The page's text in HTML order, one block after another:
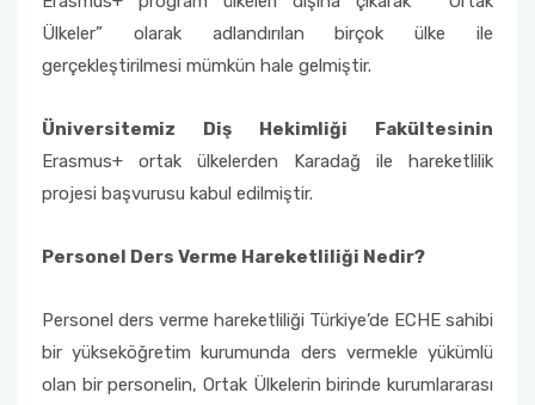
Ülkeler” olarak adlandırılan birçok ülke ile
gerçekleştirilmesi mümkün hale gelmiştir.
Üniversitemiz Diş Hekimliği Fakültesinin
Erasmus+ ortak ülkelerden Karadağ ile hareketlilik
projesi başvurusu kabul edilmiştir.
Personel Ders Verme Hareketliliği Nedir?
Personel ders verme hareketliliği Türkiye’de ECHE sahibi
bir yükseköğretim kurumunda ders vermekle yükümlü
olan bir personelin, Ortak Ülkelerin birinde kurumlararası
Erasmus+ Bölüm Koordinatörleri
Erasmus+ Programı Bağlantılar
Videosu
Erasmus+ Programı Duyuruları
Mevlana Değişim Programı Anlaşmaları
Mevlana Değişim Programı Bölüm/Program
Mevlana Değişim Programı Sıkça Sorulan
Sorular
YÖK Mevlana Değişim Programı Tanıtım Filmi
Mevlana Değişim Programı Duyuruları
Farabi Değişim Programı Duyuruları